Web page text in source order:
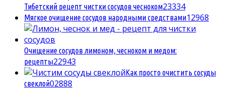
Тибетский рецепт чистки сосудов чесноком23334
Мягкое очищение сосудов народными средствами12968
Очищение сосудов лимоном, чесноком и медом:
рецепты22943
Как просто очистить сосуды
свеклой02888